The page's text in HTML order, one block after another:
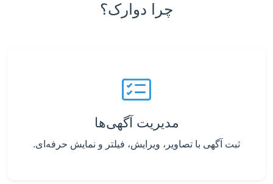
چرا دوارک؟
مدیریت آگهی‌ها
ثبت آگهی با تصاویر، ویرایش، فیلتر و نمایش حرفه‌ای.